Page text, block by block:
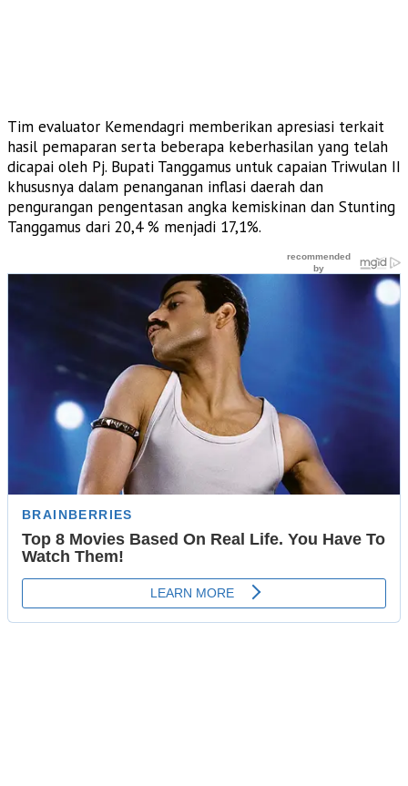
Tim evaluator Kemendagri memberikan apresiasi terkait
hasil pemaparan serta beberapa keberhasilan yang telah
dicapai oleh Pj. Bupati Tanggamus untuk capaian Triwulan II
khususnya dalam penanganan inflasi daerah dan
pengurangan pengentasan angka kemiskinan dan Stunting
Tanggamus dari 20,4 % menjadi 17,1%.